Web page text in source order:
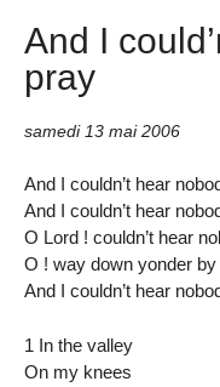
And I
pray
samedi 13 mai 2006
And I couldn’t hear
And I couldn’t hear
O Lord ! couldn’t hear
O ! way down yonder
And I couldn’t hear
1 In the valley
On my knees